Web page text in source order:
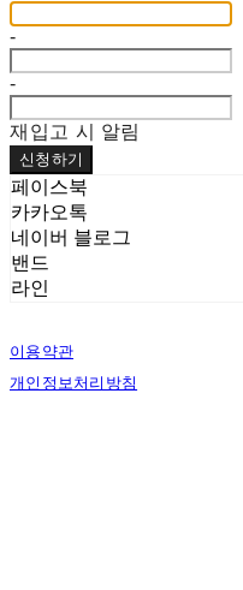
-
-
재입고 시 알림
신청하기
페이스북
카카오톡
네이버 블로그
밴드
라인
이용약관
개인정보처리방침